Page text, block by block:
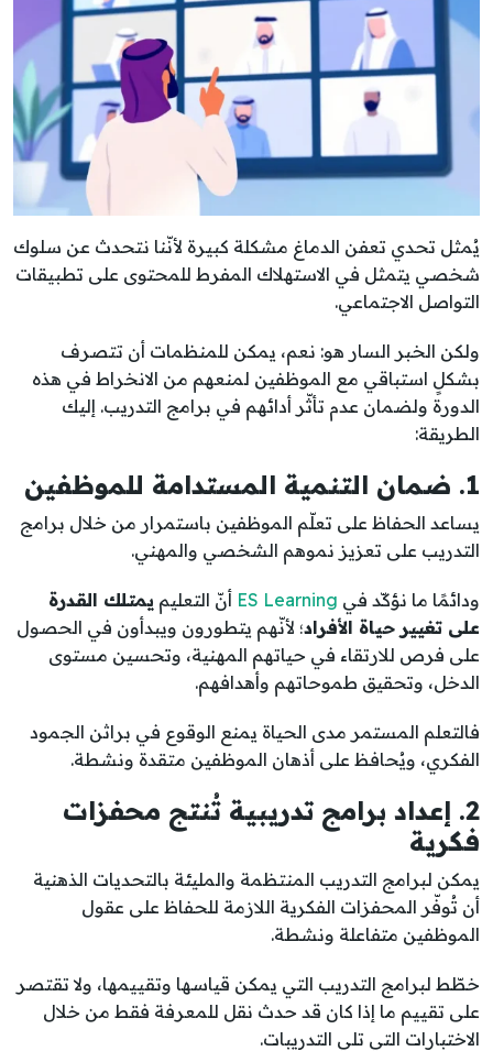
يُمثل تحدي تعفن الدماغ مشكلة كبيرة لأنّنا نتحدث عن سلوك
شخصي يتمثل في الاستهلاك المفرط للمحتوى على تطبيقات
التواصل الاجتماعي.
ولكن الخبر السار هو: نعم، يمكن للمنظمات أن تتصرف
بشكلٍ استباقي مع الموظفين لمنعهم من الانخراط في هذه
الدورة ولضمان عدم تأثّر أدائهم في برامج التدريب. إليك
الطريقة:
1. ضمان التنمية المستدامة للموظفين
يساعد الحفاظ على تعلّم الموظفين باستمرار من خلال برامج
التدريب على تعزيز نموهم الشخصي والمهني.
ودائمًا ما نؤكّد في ES Learning أنّ التعليم يمتلك القدرة
على تغيير حياة الأفراد؛ لأنّهم يتطورون ويبدأون في الحصول
على فرص للارتقاء في حياتهم المهنية، وتحسين مستوى
الدخل، وتحقيق طموحاتهم وأهدافهم.
فالتعلم المستمر مدى الحياة يمنع الوقوع في براثن الجمود
الفكري، ويُحافظ على أذهان الموظفين متقدة ونشطة.
2. إعداد برامج تدريبية تُنتج محفزات
فكرية
يمكن لبرامج التدريب المنتظمة والمليئة بالتحديات الذهنية
أن تُوفّر المحفزات الفكرية اللازمة للحفاظ على عقول
الموظفين متفاعلة ونشطة.
خطّط لبرامج التدريب التي يمكن قياسها وتقييمها، ولا تقتصر
على تقييم ما إذا كان قد حدث نقل للمعرفة فقط من خلال
الاختبارات التي تلي التدريبات.